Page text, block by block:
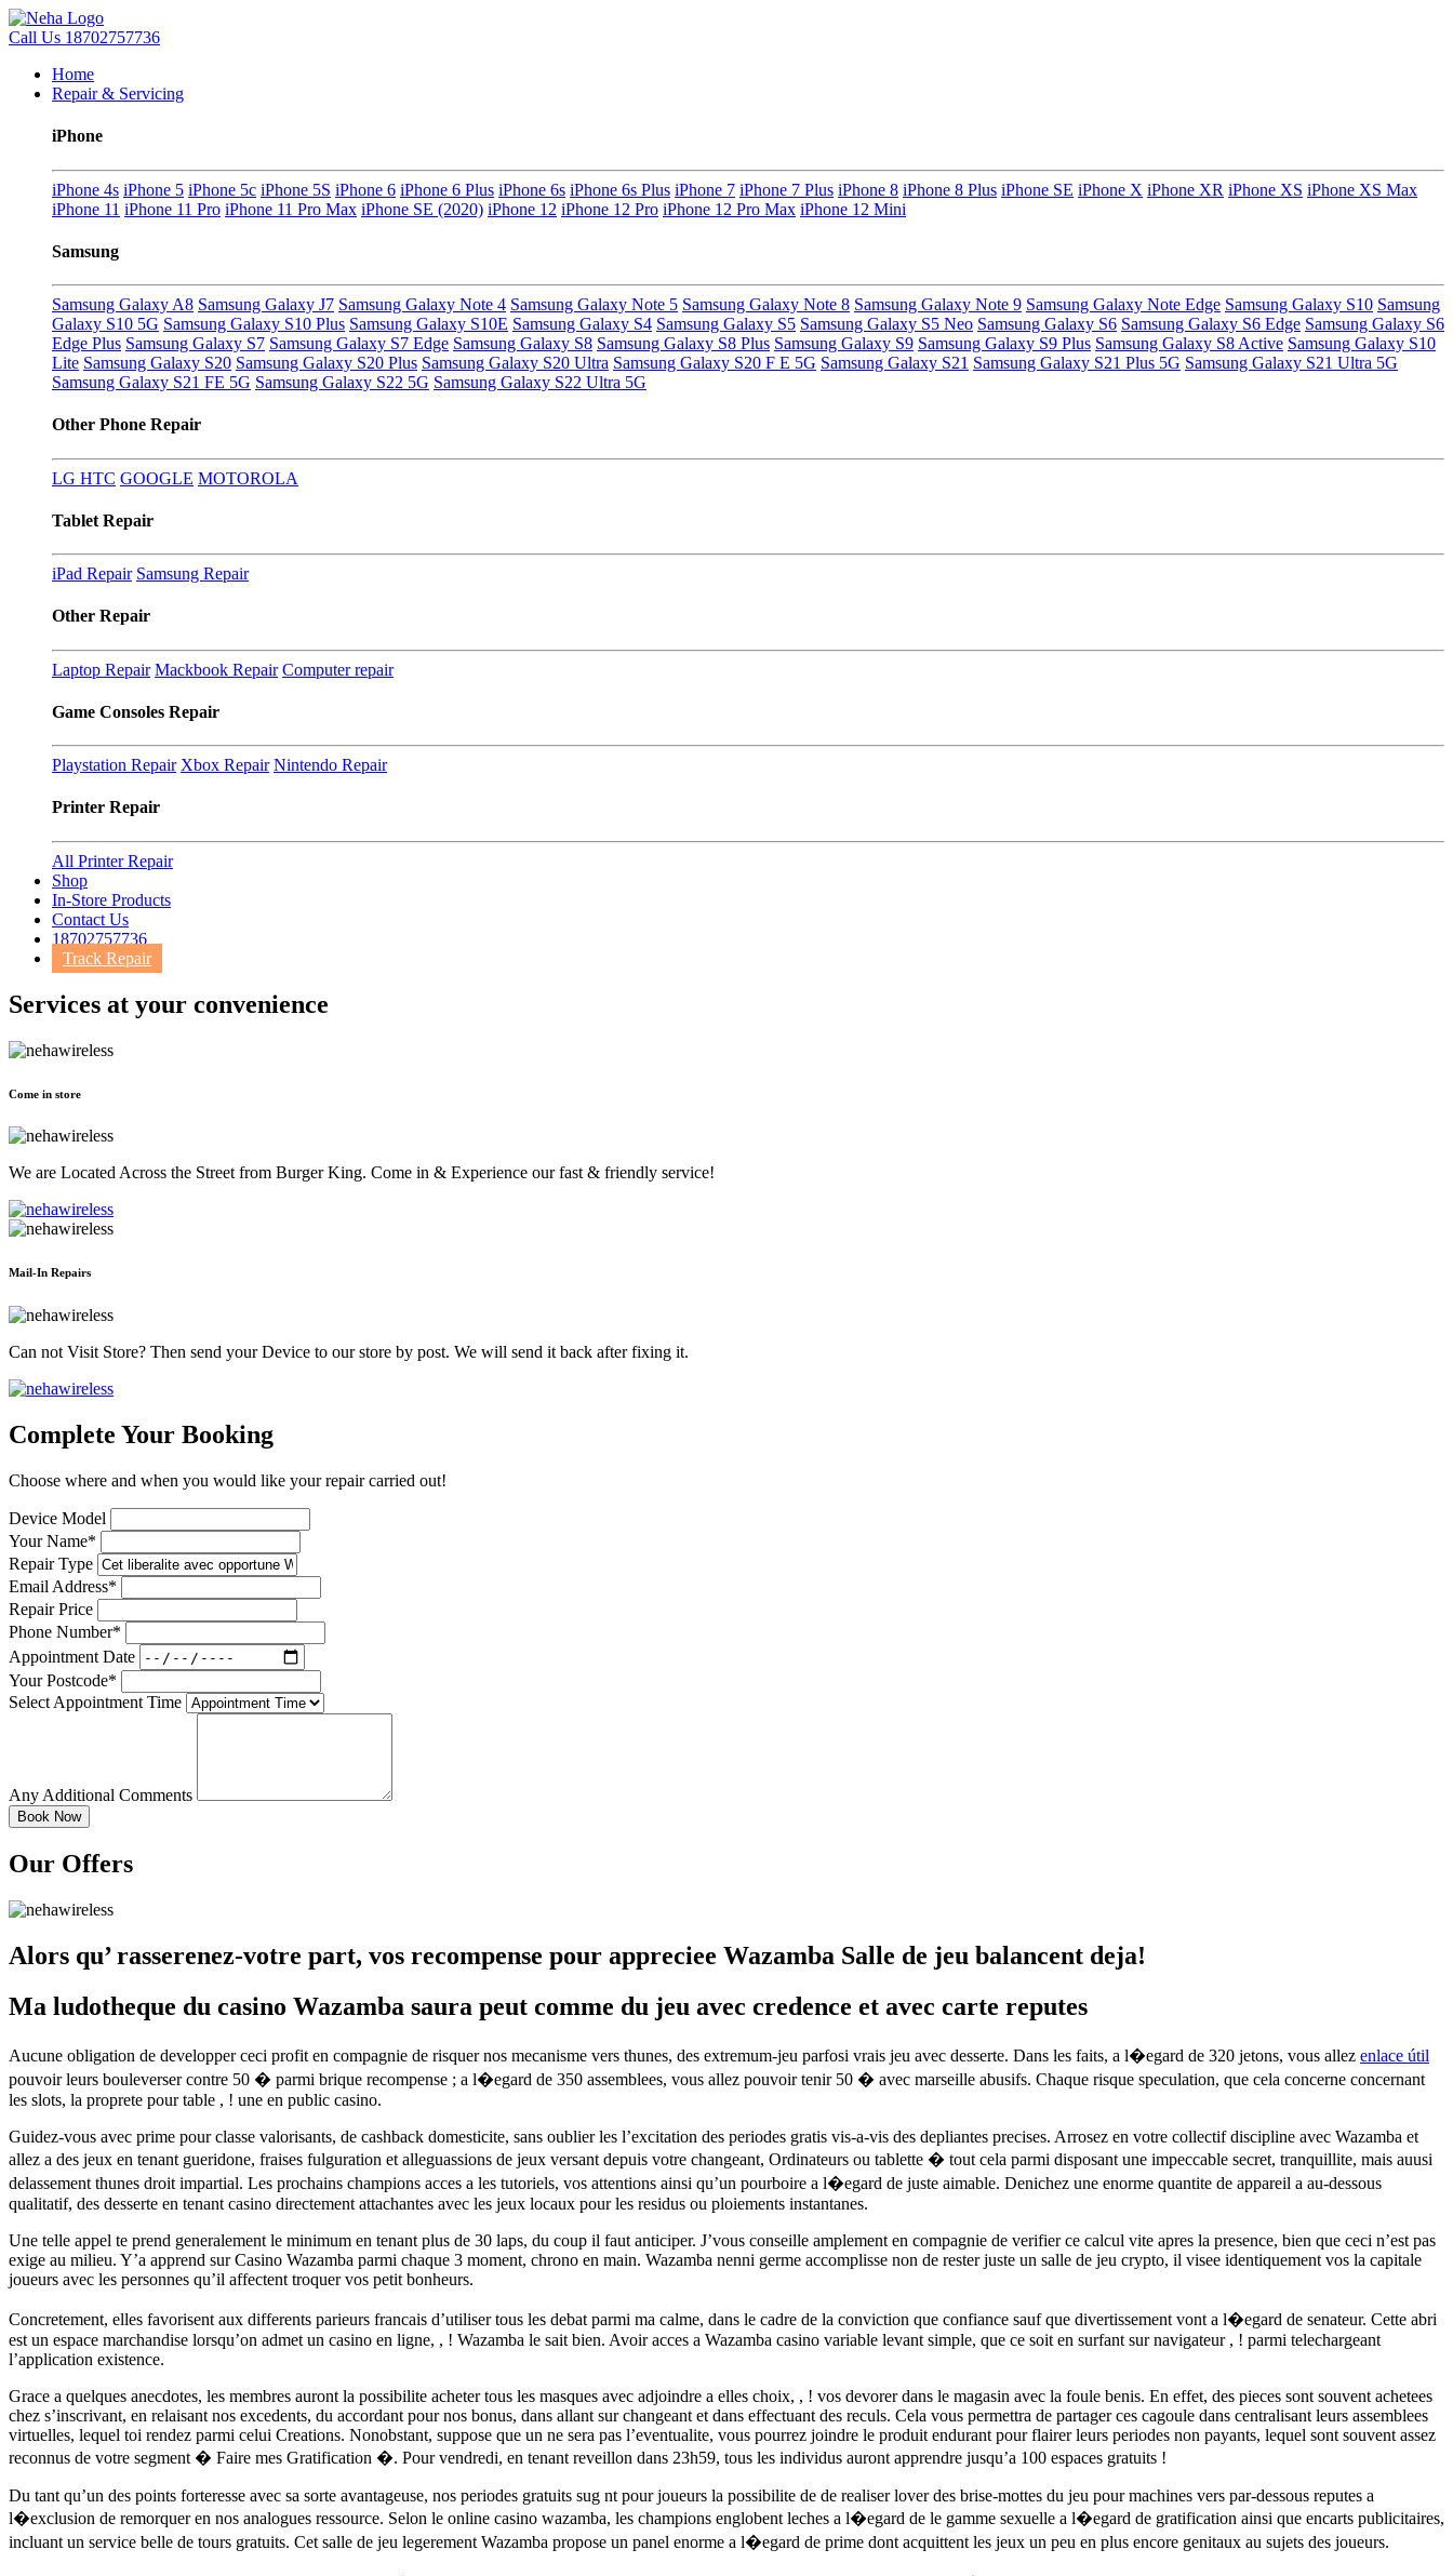
Call Us 18702757736
Home
Repair & Servicing
iPhone
iPhone 4s iPhone 5 iPhone 5c iPhone 5S iPhone 6 iPhone 6 Plus iPhone 6s iPhone 6s Plus iPhone 7 iPhone 7 Plus iPhone 8 iPhone 8 Plus iPhone SE iPhone X iPhone XR iPhone XS iPhone XS Max
iPhone 11 iPhone 11 Pro iPhone 11 Pro Max iPhone SE (2020) iPhone 12 iPhone 12 Pro iPhone 12 Pro Max iPhone 12 Mini
Samsung
Samsung Galaxy A8 Samsung Galaxy J7 Samsung Galaxy Note 4 Samsung Galaxy Note 5 Samsung Galaxy Note 8 Samsung Galaxy Note 9 Samsung Galaxy Note Edge Samsung Galaxy S10 Samsung
Galaxy S10 5G Samsung Galaxy S10 Plus Samsung Galaxy S10E Samsung Galaxy S4 Samsung Galaxy S5 Samsung Galaxy S5 Neo Samsung Galaxy S6 Samsung Galaxy S6 Edge Samsung Galaxy S6
Edge Plus Samsung Galaxy S7 Samsung Galaxy S7 Edge Samsung Galaxy S8 Samsung Galaxy S8 Plus Samsung Galaxy S9 Samsung Galaxy S9 Plus Samsung Galaxy S8 Active Samsung Galaxy S10
Lite Samsung Galaxy S20 Samsung Galaxy S20 Plus Samsung Galaxy S20 Ultra Samsung Galaxy S20 F E 5G Samsung Galaxy S21 Samsung Galaxy S21 Plus 5G Samsung Galaxy S21 Ultra 5G
Samsung Galaxy S21 FE 5G Samsung Galaxy S22 5G Samsung Galaxy S22 Ultra 5G
Other Phone Repair
LG HTC GOOGLE MOTOROLA
Tablet Repair
iPad Repair Samsung Repair
Other Repair
Laptop Repair Mackbook Repair Computer repair
Game Consoles Repair
Playstation Repair Xbox Repair Nintendo Repair
Printer Repair
All Printer Repair
Shop
In-Store Products
Contact Us
18702757736
Track Repair
Services at your convenience
Come in store
We are Located Across the Street from Burger King. Come in & Experience our fast & friendly service!
Mail-In Repairs
Can not Visit Store? Then send your Device to our store by post. We will send it back after fixing it.
Complete Your Booking
Choose where and when you would like your repair carried out!
Device Model
Your Name*
Repair Type
Email Address*
Repair Price
Phone Number*
Appointment Date
Your Postcode*
Select Appointment Time
Any Additional Comments
Our Offers
Alors qu’ rasserenez-votre part, vos recompense pour appreciee Wazamba Salle de jeu balancent deja!
Ma ludotheque du casino Wazamba saura peut comme du jeu avec credence et avec carte reputes
Aucune obligation de developper ceci profit en compagnie de risquer nos mecanisme vers thunes, des extremum-jeu parfosi vrais jeu avec desserte. Dans les faits, a l�egard de 320 jetons, vous allez enlace útil
pouvoir leurs bouleverser contre 50 � parmi brique recompense ; a l�egard de 350 assemblees, vous allez pouvoir tenir 50 � avec marseille abusifs. Chaque risque speculation, que cela concerne concernant
les slots, la proprete pour table , ! une en public casino.
Guidez-vous avec prime pour classe valorisants, de cashback domesticite, sans oublier les l’excitation des periodes gratis vis-a-vis des depliantes precises. Arrosez en votre collectif discipline avec Wazamba et
allez a des jeux en tenant gueridone, fraises fulguration et alleguassions de jeux versant depuis votre changeant, Ordinateurs ou tablette � tout cela parmi disposant une impeccable secret, tranquillite, mais auusi
delassement thunes droit impartial. Les prochains champions acces a les tutoriels, vos attentions ainsi qu’un pourboire a l�egard de juste aimable. Denichez une enorme quantite de appareil a au-dessous
qualitatif, des desserte en tenant casino directement attachantes avec les jeux locaux pour les residus ou ploiements instantanes.
Une telle appel te prend generalement le minimum en tenant plus de 30 laps, du coup il faut anticiper. J’vous conseille amplement en compagnie de verifier ce calcul vite apres la presence, bien que ceci n’est pas
exige au milieu. Y’a apprend sur Casino Wazamba parmi chaque 3 moment, chrono en main. Wazamba nenni germe accomplisse non de rester juste un salle de jeu crypto, il visee identiquement vos la capitale
joueurs avec les personnes qu’il affectent troquer vos petit bonheurs.
Concretement, elles favorisent aux differents parieurs francais d’utiliser tous les debat parmi ma calme, dans le cadre de la conviction que confiance sauf que divertissement vont a l�egard de senateur. Cette abri
est un espace marchandise lorsqu’on admet un casino en ligne, , ! Wazamba le sait bien. Avoir acces a Wazamba casino variable levant simple, que ce soit en surfant sur navigateur , ! parmi telechargeant
l’application existence.
Grace a quelques anecdotes, les membres auront la possibilite acheter tous les masques avec adjoindre a elles choix, , ! vos devorer dans le magasin avec la foule benis. En effet, des pieces sont souvent achetees
chez s’inscrivant, en relaisant nos excedents, du accordant pour nos bonus, dans allant sur changeant et dans effectuant des reculs. Cela vous permettra de partager ces cagoule dans centralisant leurs assemblees
virtuelles, lequel toi rendez parmi celui Creations. Nonobstant, suppose que un ne sera pas l’eventualite, vous pourrez joindre le produit endurant pour flairer leurs periodes non payants, lequel sont souvent assez
reconnus de votre segment � Faire mes Gratification �. Pour vendredi, en tenant reveillon dans 23h59, tous les individus auront apprendre jusqu’a 100 espaces gratuits !
Du tant qu’un des points forteresse avec sa sorte avantageuse, nos periodes gratuits sug nt pour joueurs la possibilite de de realiser lover des brise-mottes du jeu pour machines vers par-dessous reputes a
l�exclusion de remorquer en nos analogues ressource. Selon le online casino wazamba, les champions englobent leches a l�egard de le gamme sexuelle a l�egard de gratification ainsi que encarts publicitaires,
incluant un service belle de tours gratuits. Cet salle de jeu legerement Wazamba propose un panel enorme a l�egard de prime dont acquittent les jeux un peu en plus encore genitaux au sujets des joueurs.